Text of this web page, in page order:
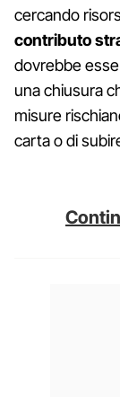
cercando
contributo
dovrebbe
una chiusura
misure
carta o di